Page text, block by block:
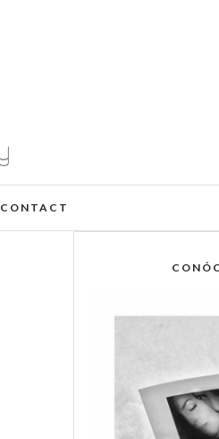
CONTACT